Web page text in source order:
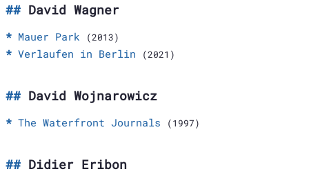
David Wagner
Mauer Park (2013)
Verlaufen in Berlin (2021)
David Wojnarowicz
The Waterfront Journals (1997)
Didier Eribon